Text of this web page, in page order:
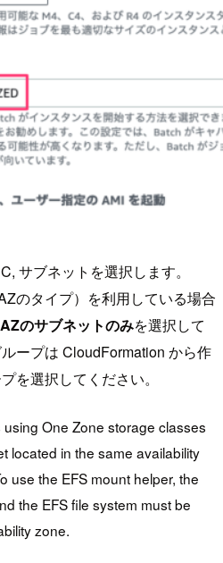
サブネットを選択します。
のタイプ）を利用している場合
のサブネットのみを選択して
ープは CloudFormation から作
を選択してください。
One Zone storage classes
located in the same availability
use the EFS mount helper, the
the EFS file system must be
zone.